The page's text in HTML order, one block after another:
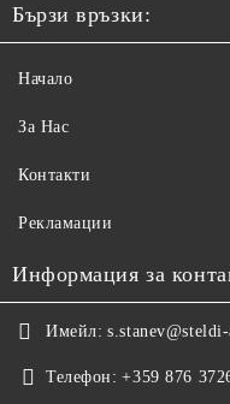
Бързи връзки:
Начало
За Нас
Контакти
Рекламации
Информация за
Имейл:
Телефон: +359 876